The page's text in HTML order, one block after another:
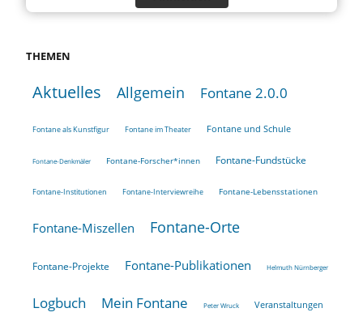
THEMEN
Aktuelles Allgemein Fontane 2.0.0
Fontane als Kunstfigur Fontane im Theater Fontane und Schule
Fontane-Denkmäler Fontane-Forscher*innen Fontane-Fundstücke
Fontane-Institutionen Fontane-Interviewreihe Fontane-Lebensstationen
Fontane-Miszellen Fontane-Orte
Fontane-Projekte Fontane-Publikationen Helmuth Nürnberger
Logbuch Mein Fontane Peter Wruck Veranstaltungen